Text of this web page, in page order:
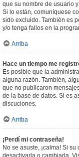
que su nombre de usuario
Si lo están, comuníquese
sido excluido. También es
y/o tenga fallos en la
Arriba
Hace un tiempo me
Es posible que la
alguna razón. También,
que no publicaron
de la base de datos. Si es
discuciones.
Arriba
¡Perdí mi contraseña!
No se asuste, ¡calma! Si
desactivarla o cambiarla.